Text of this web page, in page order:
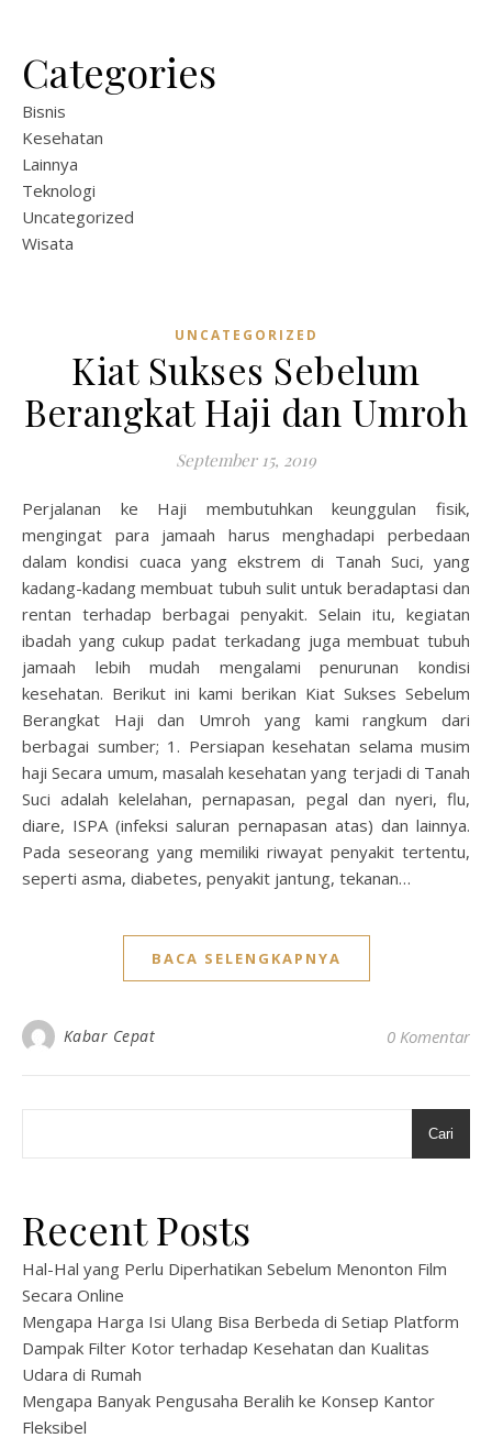
Categories
Bisnis
Kesehatan
Lainnya
Teknologi
Uncategorized
Wisata
UNCATEGORIZED
Kiat Sukses Sebelum
Berangkat Haji dan Umroh
September 15, 2019
Perjalanan ke Haji membutuhkan keunggulan fisik,
mengingat para jamaah harus menghadapi perbedaan
dalam kondisi cuaca yang ekstrem di Tanah Suci, yang
kadang-kadang membuat tubuh sulit untuk beradaptasi dan
rentan terhadap berbagai penyakit. Selain itu, kegiatan
ibadah yang cukup padat terkadang juga membuat tubuh
jamaah lebih mudah mengalami penurunan kondisi
kesehatan. Berikut ini kami berikan Kiat Sukses Sebelum
Berangkat Haji dan Umroh yang kami rangkum dari
berbagai sumber; 1. Persiapan kesehatan selama musim
haji Secara umum, masalah kesehatan yang terjadi di Tanah
Suci adalah kelelahan, pernapasan, pegal dan nyeri, flu,
diare, ISPA (infeksi saluran pernapasan atas) dan lainnya.
Pada seseorang yang memiliki riwayat penyakit tertentu,
seperti asma, diabetes, penyakit jantung, tekanan…
BACA SELENGKAPNYA
Kabar Cepat 0 Komentar
Cari
Recent Posts
Hal-Hal yang Perlu Diperhatikan Sebelum Menonton Film
Secara Online
Mengapa Harga Isi Ulang Bisa Berbeda di Setiap Platform
Dampak Filter Kotor terhadap Kesehatan dan Kualitas
Udara di Rumah
Mengapa Banyak Pengusaha Beralih ke Konsep Kantor
Fleksibel